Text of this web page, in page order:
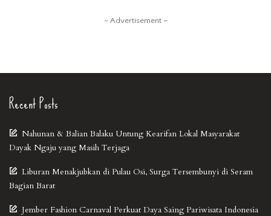
– Advertisement –
Recent Posts
Nahunan & Balian Balaku Untung Kearifan Lokal Masyarakat
Dayak Ngaju yang Masih Terjaga
Liburan Menakjubkan di Pulau Osi, Surga Tersembunyi di Seram
Bagian Barat
Jember Fashion Carnaval Perkuat Daya Saing Pariwisata Indonesia